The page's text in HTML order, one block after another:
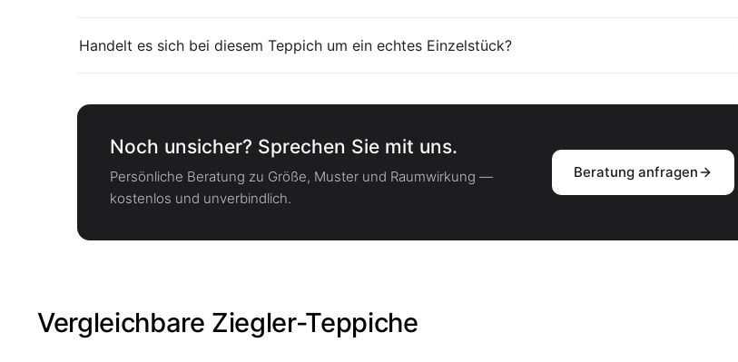
Handelt es sich bei diesem Teppich um ein echtes Einzelstück?
Noch unsicher? Sprechen Sie mit uns.
Persönliche Beratung zu Größe, Muster und Raumwirkung —
kostenlos und unverbindlich.
Beratung anfragen
Vergleichbare Ziegler-Teppiche